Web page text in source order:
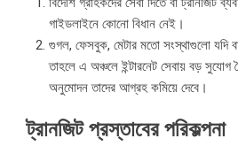
গাইডলাইনে কোনো বিধান নেই।
গুগল, ফেসবুক, মেটার মতো সংস্থাগুলো যদি
তাহলে এ অঞ্চলে ইন্টারনেট সেবায় বড়
অনুমোদন তাদের আগ্রহ কমিয়ে দেবে।
ট্রানজিট প্রস্তাবের পরিকল্পনা